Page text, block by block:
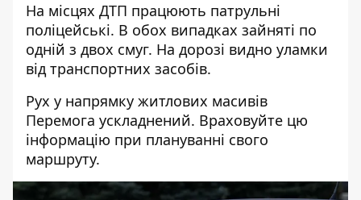
На місцях ДТП працюють патрульні
поліцейські. В обох випадках зайняті по
одній з двох смуг. На дорозі видно уламки
від транспортних засобів.
Рух у напрямку житлових масивів
Перемога ускладнений. Враховуйте цю
інформацію при плануванні свого
маршруту.